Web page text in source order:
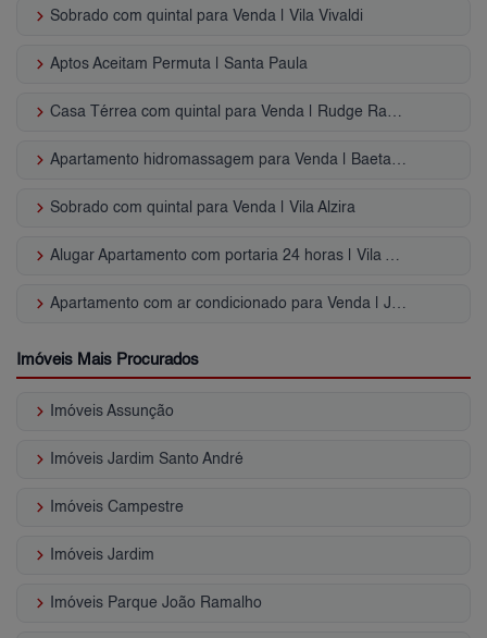
keyboard_arrow_right Sobrado com quintal para Venda | Vila Vivaldi
keyboard_arrow_right Aptos Aceitam Permuta | Santa Paula
keyboard_arrow_right Casa Térrea com quintal para Venda | Rudge Ramos
keyboard_arrow_right Apartamento hidromassagem para Venda | Baeta Neves
keyboard_arrow_right Sobrado com quintal para Venda | Vila Alzira
keyboard_arrow_right Alugar Apartamento com portaria 24 horas | Vila Assunção
keyboard_arrow_right Apartamento com ar condicionado para Venda | Jardim
Imóveis Mais Procurados
keyboard_arrow_right Imóveis Assunção
keyboard_arrow_right Imóveis Jardim Santo André
keyboard_arrow_right Imóveis Campestre
keyboard_arrow_right Imóveis Jardim
keyboard_arrow_right Imóveis Parque João Ramalho